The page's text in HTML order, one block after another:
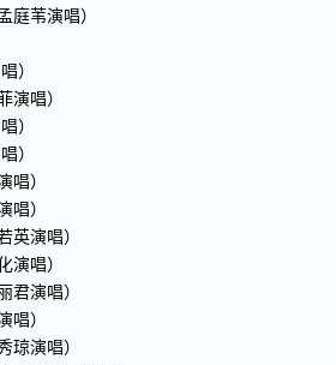
庭苇演唱）
）
演唱）
）
）
唱）
唱）
英演唱）
演唱）
君演唱）
唱）
琼演唱）